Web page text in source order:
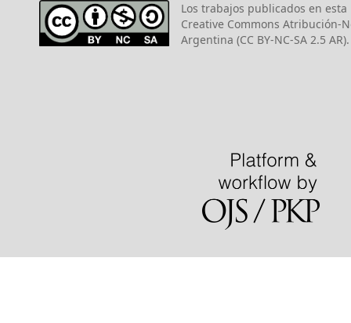
Los trabajos publicados en
Creative Commons Atribución-
Argentina (CC BY-NC-SA 2.5 AR).